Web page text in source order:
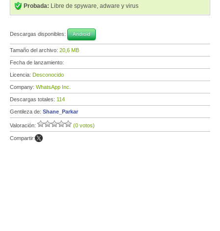
Probada: Libre de spyware, adware y virus
Descargas disponibles: Android
Tamaño del archivo: 20,6 MB
Fecha de lanzamiento:
Licencia: Desconocido
Company: WhatsApp Inc.
Descargas totales: 114
Gentileza de: Shane_Parkar
Valoración: (0 votos)
Compartir: